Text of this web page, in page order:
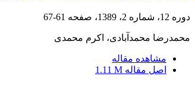
دوره 12، شماره 2، 1389، صفحه 61-67
محمدرضا محمدآبادی، اکرم محمدی
مشاهده مقاله
اصل مقاله 1.11 M